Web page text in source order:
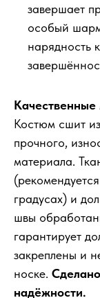
завершает
особый
нарядность
Костюм сшит
прочного,
материала.
градусах) и
швы
гарантирует
закреплены и
носке.
надёжности.